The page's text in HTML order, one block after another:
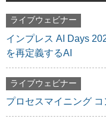
ライブウェビナー
インプレス AI Days
を再定義するAI
ライブウェビナー
プロセスマイニング